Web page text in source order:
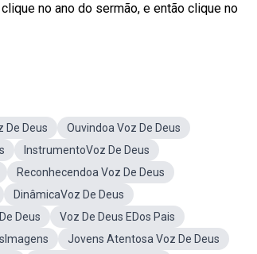
no ano do sermão, e então clique no
De Deus
Ouvindoa Voz De Deus
InstrumentoVoz De Deus
Reconhecendoa Voz De Deus
DinâmicaVoz De Deus
Deus
Voz De Deus EDos Pais
Jovens Atentosa Voz De Deus